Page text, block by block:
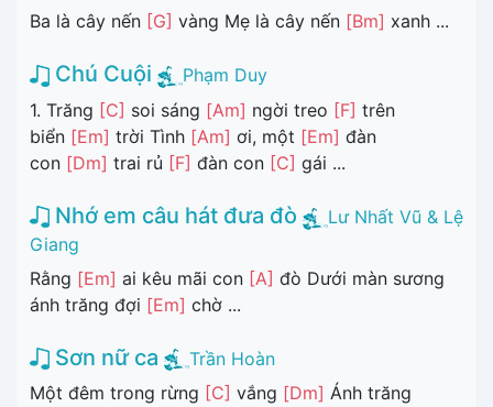
Ba là cây nến [G] vàng Mẹ là cây nến [Bm] xanh ...
Chú Cuội
Phạm Duy
1. Trăng [C] soi sáng [Am] ngời treo [F] trên
biển [Em] trời Tình [Am] ơi, một [Em] đàn
con [Dm] trai rủ [F] đàn con [C] gái ...
Nhớ em câu hát đưa đò
Lư Nhất Vũ & Lệ
Giang
Rằng [Em] ai kêu mãi con [A] đò Dưới màn sương
ánh trăng đợi [Em] chờ ...
Sơn nữ ca
Trần Hoàn
Một đêm trong rừng [C] vắng [Dm] Ánh trăng